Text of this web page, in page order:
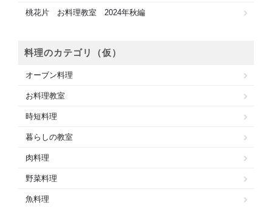
桃花片 お料理教室 2024年秋編
料理のカテゴリ（仮）
オーブン料理
お料理教室
時短料理
暮らしの教室
肉料理
野菜料理
魚料理